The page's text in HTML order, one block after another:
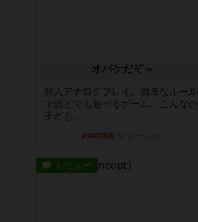
オバケだぞ～
対人アナログプレイ。簡単なルール
で誰とでも遊べるゲーム。こんなの
子ども...
約8時間前
レビュー